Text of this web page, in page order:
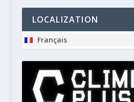
LOCALIZATION
Français